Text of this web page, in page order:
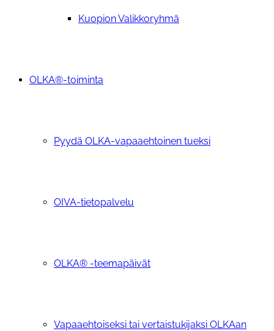
Kuopion Valikkoryhmä
OLKA®-toiminta
Pyydä OLKA-vapaaehtoinen tueksi
OIVA-tietopalvelu
OLKA® -teemapäivät
Vapaaehtoiseksi tai vertaistukijaksi OLKAan